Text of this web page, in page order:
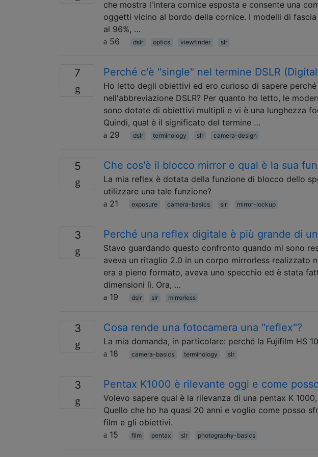
che mostra l'intera cornice esposta e consente una
oggetti vicino al bordo della cornice. I modelli di
al 96%, …
56
dslr optics viewfinder slr
7 Perché c'è "single" nel termine DSLR
Ho letto degli obiettivi ed ero curioso di sapere
nell'abbreviazione DSLR? Per quanto ho letto, le
sono dotate di obiettivi multipli e vi è una lunghezza
Quindi, qual è il significato del termine …
29
dslr terminology slr camera-design
5 Che cos'è il blocco mirror e qual è la sua
La mia reflex è dotata della funzione di blocco dello
utilizzare una tale funzione?
21
exposure camera-basics slr mirror-lockup
3 Perché una reflex digitale è più grande di
Stavo guardando questo confronto quando mi sono
aveva un ritaglio 2.0 in un corpo mirrorless realizzato
era a pieno formato, aveva uno specchio ed è stata
dimensioni lì. Ora, …
19
dslr slr mirrorless
3 Cosa rende una fotocamera una "reflex"?
La mia domanda, in particolare: perché la Fujifilm HS
18
camera-basics terminology slr
3 Pentax K1000 è rilevante oggi e come
Volevo sapere qual è la rilevanza di una pentax K
Quello che ho ha quasi 20 anni e voglio come posso
film e gli obiettivi.
15
film pentax slr photography-basics